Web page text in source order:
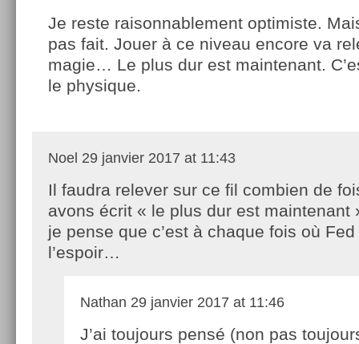
Je reste raisonnablement optimiste.
pas fait. Jouer à ce niveau encore va
magie… Le plus dur est maintenant.
le physique.
Noel 29 janvier 2017 at 11:43
Il faudra relever sur ce fil combien de
avons écrit « le plus dur est maintenant
je pense que c’est à chaque fois où
l’espoir…
Nathan 29 janvier 2017 at 11:46
J’ai toujours pensé (non pas